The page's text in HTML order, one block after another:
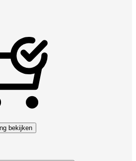
bekijken